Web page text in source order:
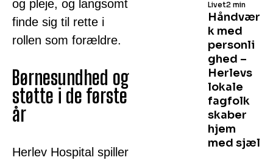
og pleje, og langsomt
finde sig til rette i
rollen som forældre.
Børnesundhed og
støtte i de første
år
Herlev Hospital spiller
Håndvær
k med
personli
ghed –
Herlevs
lokale
fagfolk
skaber
hjem
med sjæl
Livet2 min